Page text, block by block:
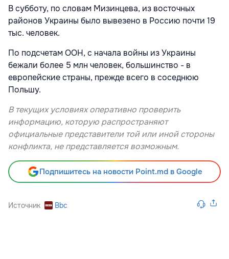
В субботу, по словам Мизинцева, из восточных
районов Украины было вывезено в Россию почти 19
тыс. человек.
По подсчетам ООН, с начала войны из Украины
бежали более 5 млн человек, большинство - в
европейские страны, прежде всего в соседнюю
Польшу.
В текущих условиях оперативно проверить
информацию, которую распространяют
официальные представители той или иной стороны
конфликта, не представляется возможным.
Подпишитесь на новости Point.md в Google
Источник Bbc